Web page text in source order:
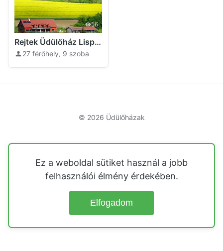
56
Rejtek Üdülőház Lispeszentadorján
27 férőhely, 9 szoba
© 2026 Üdülőházak
Ez a weboldal sütiket használ a jobb
felhasználói élmény érdekében.
Elfogadom